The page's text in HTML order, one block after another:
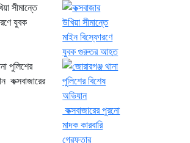
সীমান্তে
যুবক
পুলিশের
কক্সবাজারের